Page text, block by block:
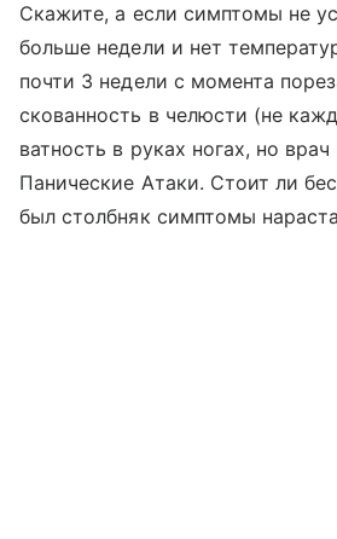
Скажите, а если симптомы не
больше недели и нет
почти 3 недели с момента
скованность в челюсти (не
ватность в руках ногах, но
Панические Атаки. Стоит ли
был столбняк симптомы